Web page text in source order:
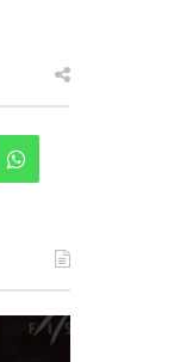
WhatsApp